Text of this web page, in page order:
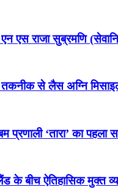
एस राजा सुब्रमणि
से लैस अग्नि
प्रणाली ‘तारा’ का पहला
के बीच ऐतिहासिक मुक्त